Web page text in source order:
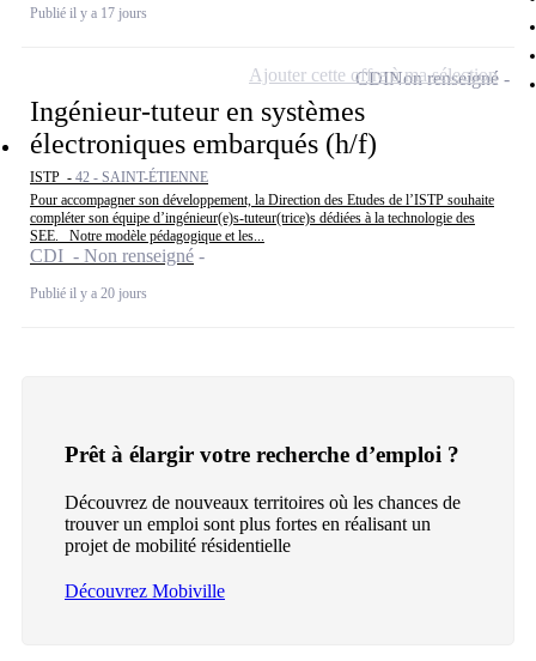
Publié il y a 17 jours
Ingénieur-tuteur en systèmes
électroniques embarqués (h/f)
ISTP - 42 - SAINT-ÉTIENNE
Pour accompagner son développement, la Direction des Etudes de l’ISTP souhaite
compléter son équipe d’ingénieur(e)s-tuteur(trice)s dédiées à la technologie des
SEE. Notre modèle pédagogique et les...
CDI - Non renseigné
Publié il y a 20 jours
CDINon renseigné
Ajouter cette offre à ma sélection
Prêt à élargir votre recherche d’emploi ?
Découvrez de nouveaux territoires où les chances de
trouver un emploi sont plus fortes en réalisant un
projet de mobilité résidentielle
Découvrez Mobiville